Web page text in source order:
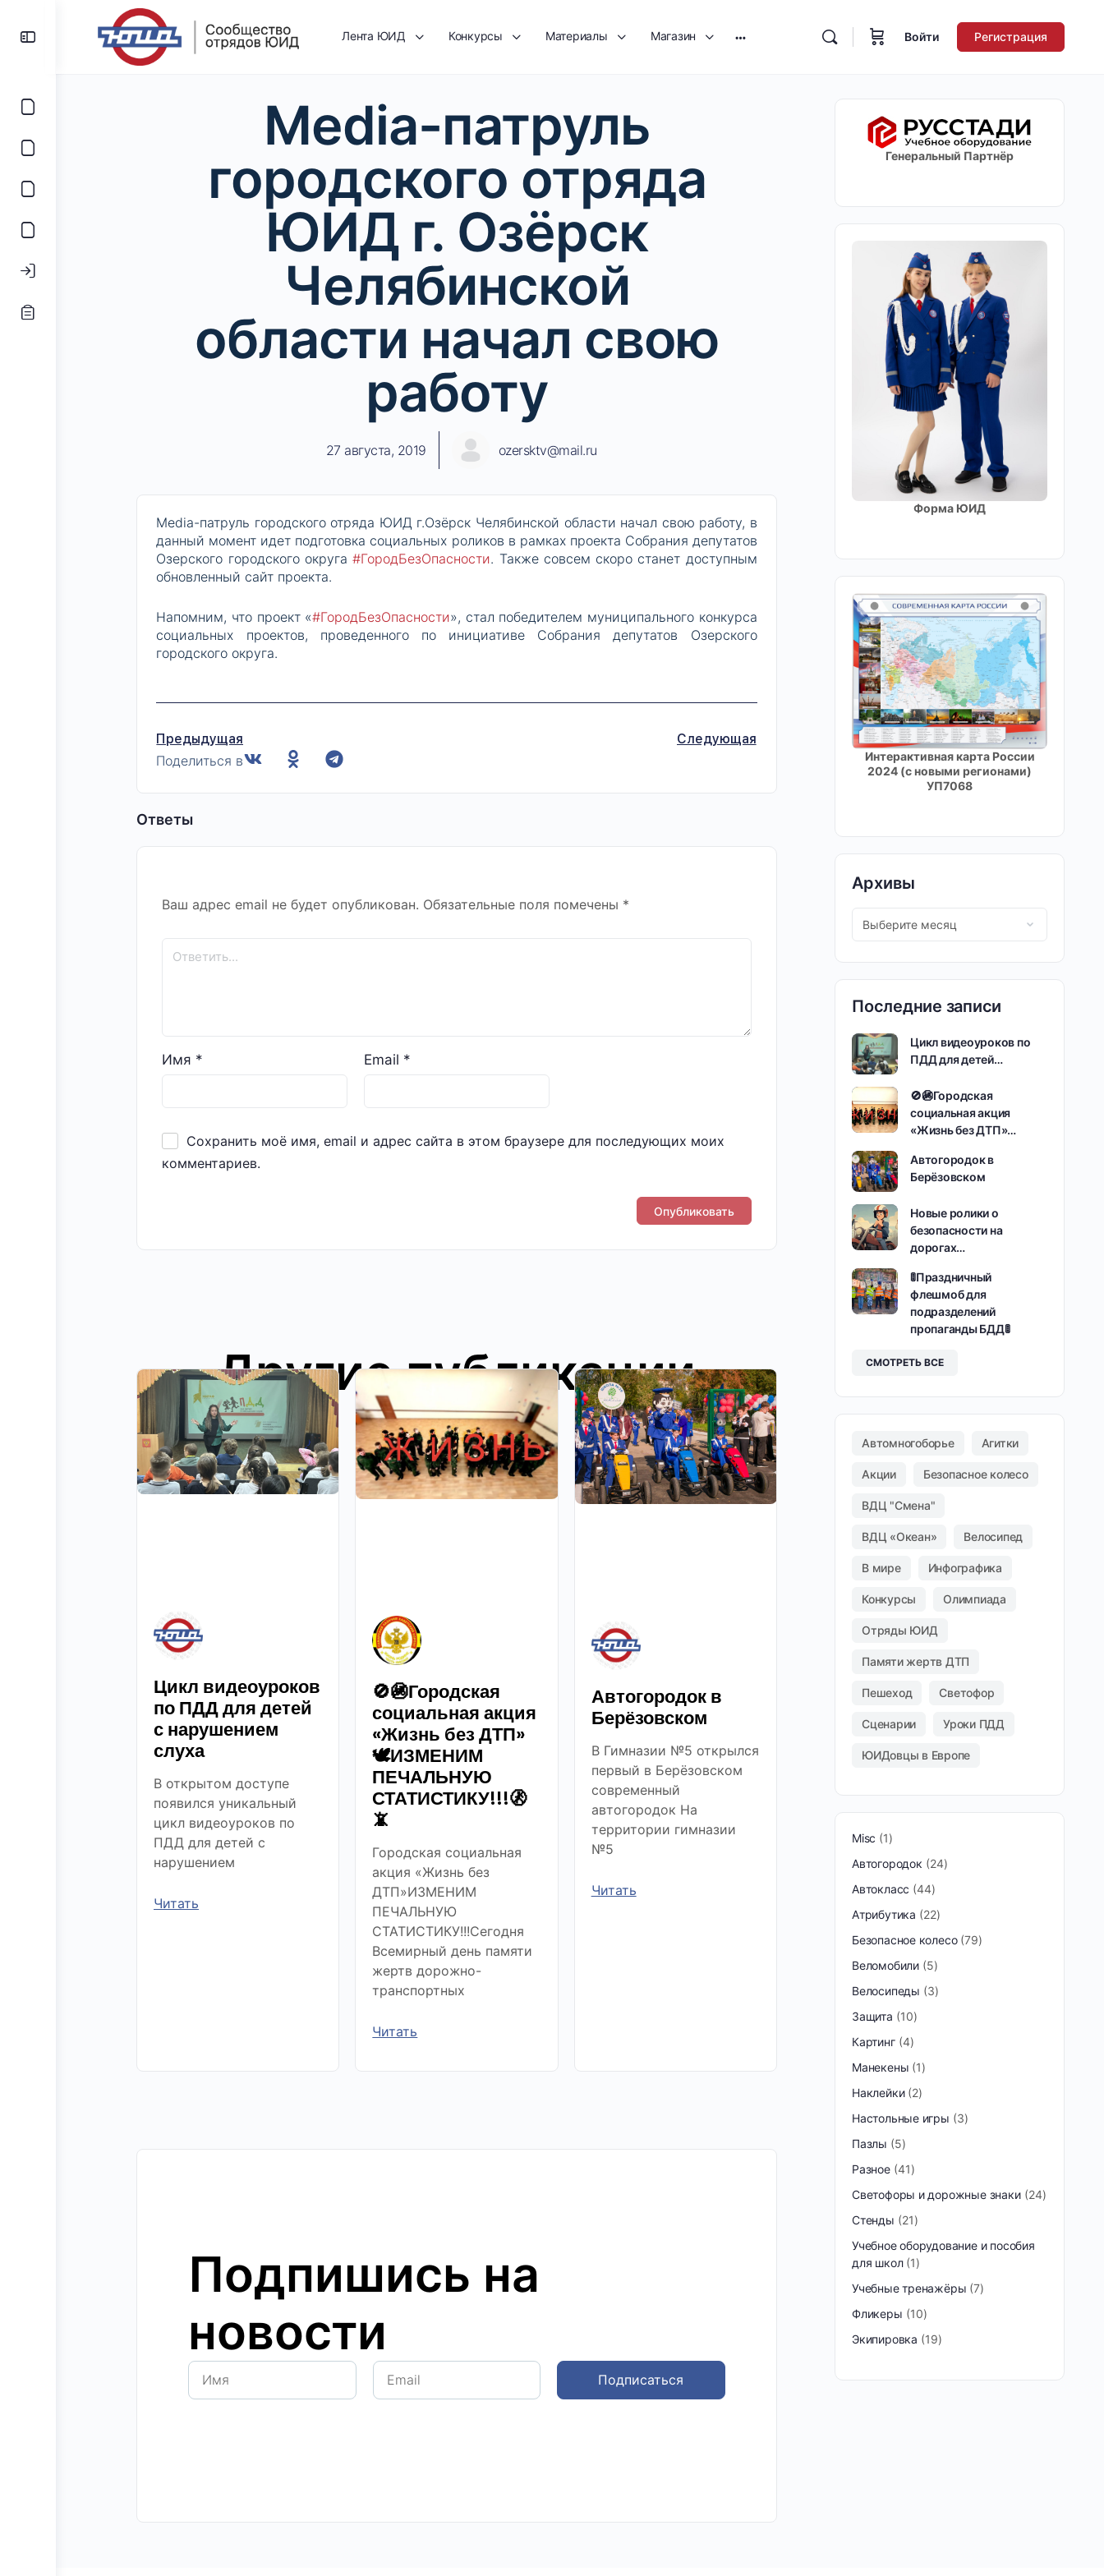
Лента ЮИД Конкурсы Материалы Магазин Войти Регистрация
Media-патруль
городского отряда
ЮИД г. Озёрск
Челябинской
области начал свою
работу
27 августа, 2019 ozersktv@mail.ru
Media-патруль городского отряда ЮИД г.Озёрск Челябинской области начал свою работу, в
данный момент идет подготовка социальных роликов в рамках проекта Собрания депутатов
Озерского городского округа#ГородБезОпасности. Также совсем скоро станет доступным
обновленный сайт проекта.
Напомним, что проект «#ГородБезОпасности», стал победителем муниципального конкурса
социальных проектов, проведенного по инициативе Собрания депутатов Озерского
городского округа.
Предыдущая Следующая
Поделиться в
Ответы
Ваш адрес email не будет опубликован. Обязательные поля помечены *
Имя * Email *
Сохранить моё имя, email и адрес сайта в этом браузере для последующих моих
комментариев.
Другие публикации
Цикл видеоуроков
по ПДД для детей
с нарушением
слуха
В открытом доступе
появился уникальный
цикл видеоуроков по
ПДД для детей с
нарушением
Читать
🚫🚳Городская
социальная акция
«Жизнь без ДТП»
🕊ИЗМЕНИМ
ПЕЧАЛЬНУЮ
СТАТИСТИКУ!!!🚷
📵
Городская социальная
акция «Жизнь без
ДТП»ИЗМЕНИМ
ПЕЧАЛЬНУЮ
СТАТИСТИКУ!!!Сегодня
Всемирный день памяти
жертв дорожно-
транспортных
Читать
Автогородок в
Берёзовском
В Гимназии №5 открылся
первый в Берёзовском
современный
автогородок На
территории гимназии
№5
Читать
Подпишись на
новости
Подписаться
Генеральный Партнёр
Форма ЮИД
Интерактивная карта России
2024 (с новыми регионами)
УП7068
Архивы
Последние записи
Цикл видеоуроков по
ПДД для детей…
🚫🚳Городская
социальная акция
«Жизнь без ДТП»…
Автогородок в
Берёзовском
Новые ролики о
безопасности на
дорогах…
🚦Праздничный
флешмоб для
подразделений
пропаганды БДД🚦
СМОТРЕТЬ ВСЕ
Автомногоборье Агитки
Акции Безопасное колесо
ВДЦ "Смена"
ВДЦ «Океан» Велосипед
В мире Инфографика
Конкурсы Олимпиада
Отряды ЮИД
Памяти жертв ДТП
Пешеход Светофор
Сценарии Уроки ПДД
ЮИДовцы в Европе
Misc
1
Автогородок
24
Автокласс 44
Атрибутика
22
Безопасное колесо 79
Веломобили 5
Велосипеды
3
Защита
10
Картинг 4
Манекены 1
Наклейки 2
Настольные игры
3
Пазлы
5
Разное 41
Светофоры и дорожные знаки
24
Стенды
21
Учебное оборудование и пособия
для школ 1
Учебные тренажёры 7
Фликеры
10
Экипировка
19